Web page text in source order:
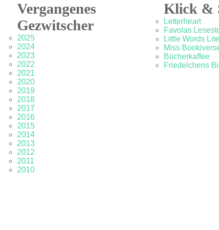
Vergangenes
Gezwitscher
2025
2024
2023
2022
2021
2020
2019
2018
2017
2016
2015
2014
2013
2012
2011
2010
Klick &
Letterheart
Favolas
Little Words
Miss
Bücherkaffee
Friedelchens